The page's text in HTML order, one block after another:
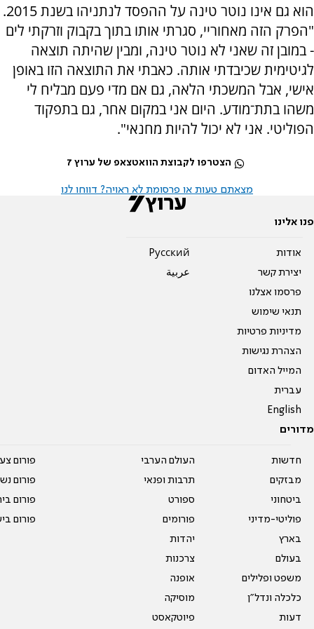
הוא גם אינו נוטר טינה על ההפסד לנתניהו בשנת 2015.
"הפרק הזה מאחוריי, סגרתי אותו בתוך בקבוק וזרקתי לים
- במובן זה שאני לא נוטר טינה, ומבין שהיתה תוצאה
לגיטימית שכיבדתי אותה. כאבתי את התוצאה הזו באופן
אישי, אבל המשכתי הלאה, גם אם מדי פעם מבליח לי
משהו בתת־מודע. היום אני במקום אחר, גם בתפקוד
הפוליטי. אני לא יכול להיות מחנאי".
הצטרפו לקבוצת הוואטצאפ של ערוץ 7
מצאתם טעות או פרסומת לא ראויה? דווחו לנו
פנו אלינו
אודות
יצירת קשר
פרסמו אצלנו
תנאי שימוש
מדיניות פרטיות
הצהרת נגישות
המייל האדום
עברית
English
Pусский
عربية
מדורים
חדשות
מבזקים
ביטחוני
פוליטי-מדיני
בארץ
בעולם
משפט ופלילים
כלכלה ונדל"ן
דעות
העולם הערבי
תרבות ופנאי
ספורט
פורומים
יהדות
צרכנות
אופנה
מוסיקה
פיוטקאסט
פורום
פורום
פורום
פורום